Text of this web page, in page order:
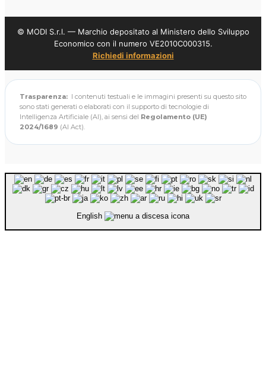
© MODI S.r.l. — Marchio depositato al Ministero dello Sviluppo
Economico con il numero VE2010C000315.
Richiedi informazioni
Trasparenza: I contenuti testuali e le immagini presenti su questo sito
sono stati generati o elaborati con il supporto di tecnologie di
Intelligenza Artificiale (AI), ai sensi del Regolamento (UE)
2024/1689 (AI Act).
English